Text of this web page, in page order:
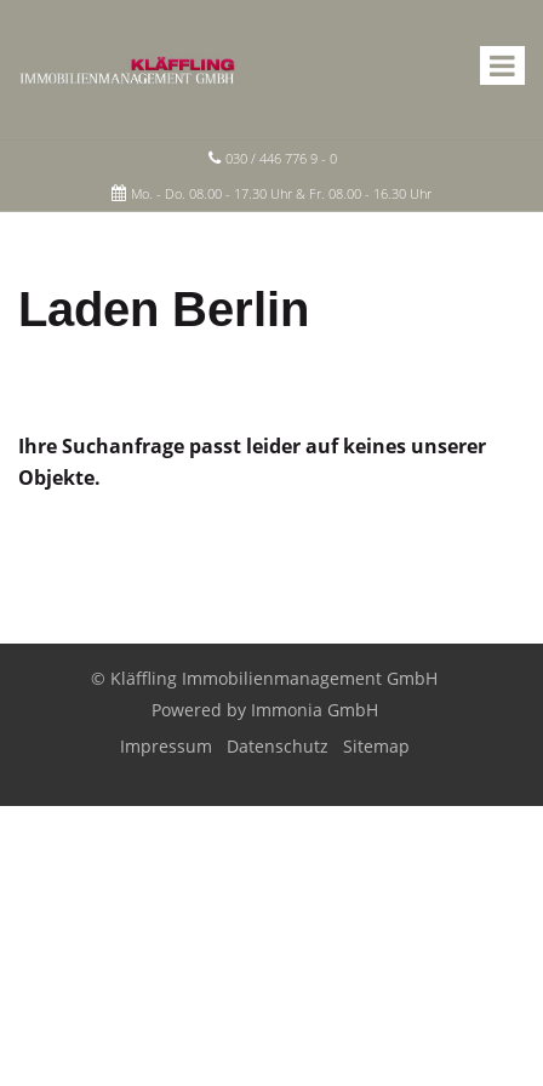
030 / 446 776 9 - 0
Mo. - Do. 08.00 - 17.30 Uhr & Fr. 08.00 - 16.30 Uhr
Laden Berlin
Ihre Suchanfrage passt leider auf keines unserer
Objekte.
© Kläffling Immobilienmanagement GmbH
Powered by Immonia GmbH
Impressum
Datenschutz Sitemap